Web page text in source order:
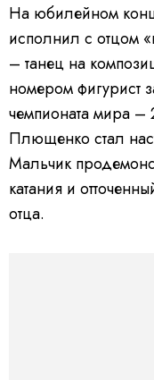
На юбилейном
исполнил с отцом
– танец на
номером фигурист
чемпионата мира
Плющенко стал
Мальчик
катания и
отца.